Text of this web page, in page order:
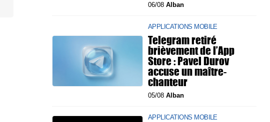
06/08 Alban
APPLICATIONS MOBILE
Telegram retiré
brièvement de l’App
Store : Pavel Durov
accuse un maître-
chanteur
05/08 Alban
APPLICATIONS MOBILE